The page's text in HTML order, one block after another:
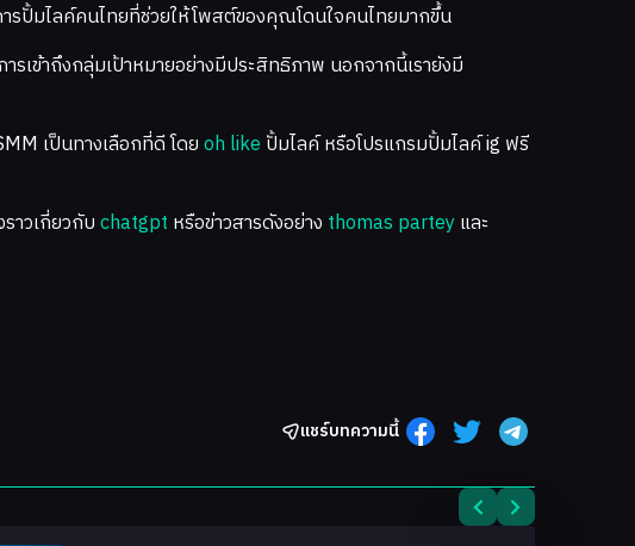
ปั้มไลค์คนไทยที่ช่วยให้โพสต์ของคุณโดนใจคนไทยมากขึ้น
รเข้าถึงกลุ่มเป้าหมายอย่างมีประสิทธิภาพ นอกจากนี้เรายังมี
เป็นทางเลือกที่ดี โดยoh like ปั้มไลค์ หรือโปรแกรมปั้มไลค์ ig ฟรี
าวเกี่ยวกับchatgpt หรือข่าวสารดังอย่าง thomas partey และ
แชร์บทความนี้